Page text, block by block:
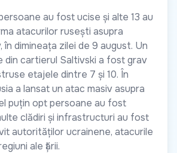
au fost ucise și alte 13 au
atacurilor rusești asupra
în dimineața zilei de 9 august. Un
din cartierul Saltivski a fost grav
etajele dintre 7 și 10. În
a lansat un atac masiv asupra
puțin opt persoane au fost
clădiri și infrastructuri au fost
autorităților ucrainene, atacurile
ale țării.